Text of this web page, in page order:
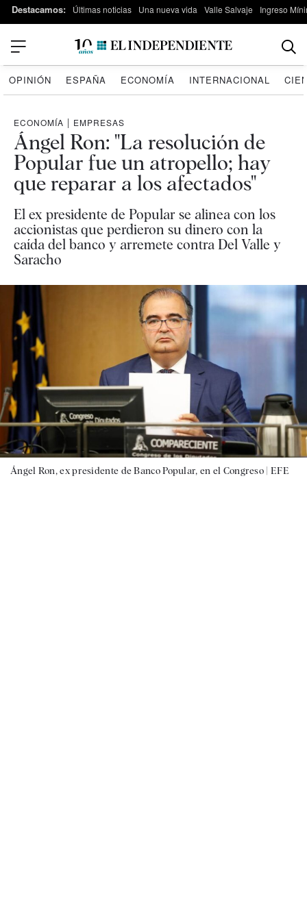
Destacamos: Últimas noticias Una nueva vida Valle Salvaje Ingreso
OPINIÓN ESPAÑA ECONOMÍA INTERNACIONAL
ECONOMÍA | EMPRESAS
Ángel Ron: "La resolución de
Popular fue un atropello; hay
que reparar a los afectados"
El ex presidente de Popular se alinea con los
accionistas que perdieron su dinero con la
caída del banco y arremete contra Del Valle y
Saracho
Ángel Ron, ex presidente de Banco Popular, en el Congreso | EFE